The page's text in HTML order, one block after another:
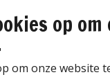
op
om onze website